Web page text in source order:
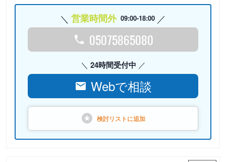
営業時間外 09:00-18:00
05075865080
24時間受付中
Webで相談
検討リストに追加